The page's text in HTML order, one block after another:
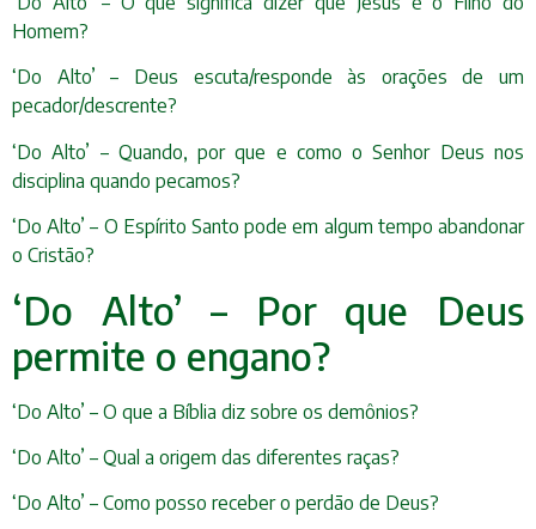
Homem?
‘Do Alto’ – Deus escuta/responde às orações de um
pecador/descrente?
‘Do Alto’ – Quando, por que e como o Senhor Deus nos
disciplina quando pecamos?
‘Do Alto’ – O Espírito Santo pode em algum tempo abandonar
o Cristão?
‘Do Alto’ – Por que Deus
permite o engano?
‘Do Alto’ – O que a Bíblia diz sobre os demônios?
‘Do Alto’ – Qual a origem das diferentes raças?
‘Do Alto’ – Como posso receber o perdão de Deus?